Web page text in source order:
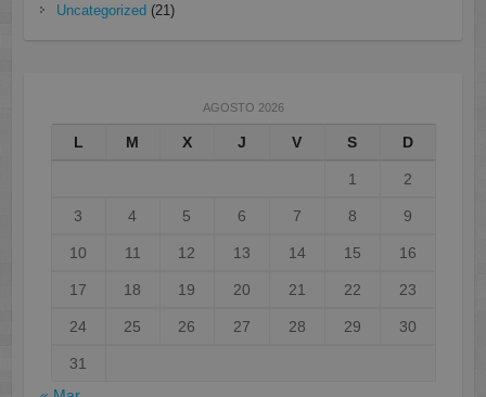
Uncategorized (21)
AGOSTO 2026
L M X J V S D
1 2
3 4 5 6 7 8 9
10 11 12 13 14 15 16
17 18 19 20 21 22 23
24 25 26 27 28 29 30
31